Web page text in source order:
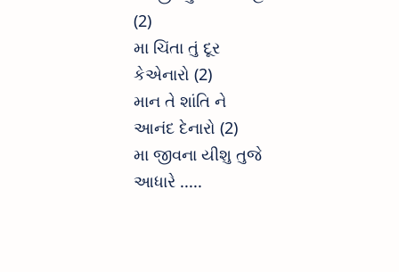
(2)
મા ચિંતા તું દૂર
કેએનારો (2)
માન તે શાંતિ ને
આનંદ દેનારો (2)
મા જીવના યીશુ તુજે
આધારે .....